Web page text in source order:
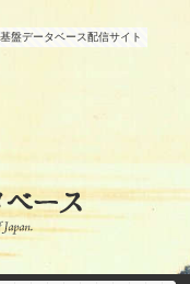
盤データベース配信サイト